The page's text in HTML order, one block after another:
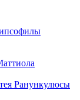
Ранункулюсы